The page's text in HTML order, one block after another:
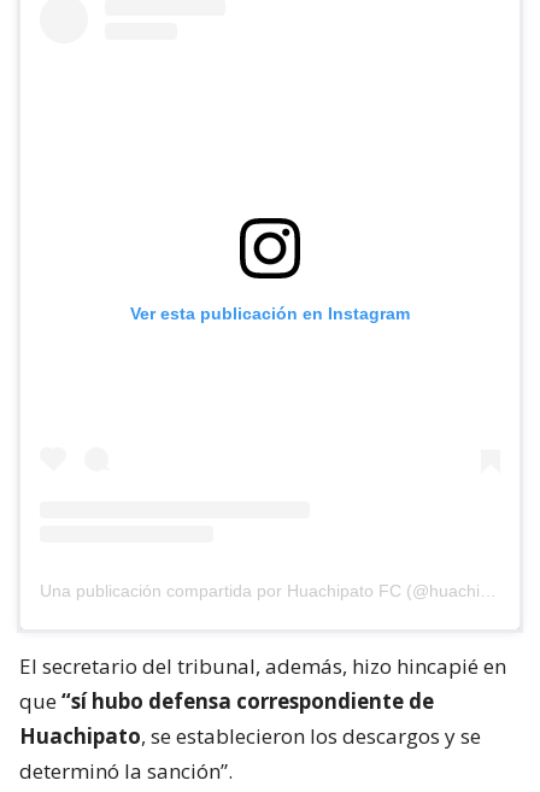
Ver esta publicación en Instagram
El secretario del tribunal, además, hizo hincapié en
que“sí hubo defensa correspondiente de
Huachipato, se establecieron los descargos y se
determinó la sanción”.